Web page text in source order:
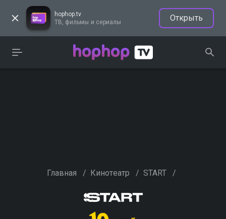
hophop.tv
ТВ, фильмы и сериалы
Открыть
Главная / Кинотеатр / START /